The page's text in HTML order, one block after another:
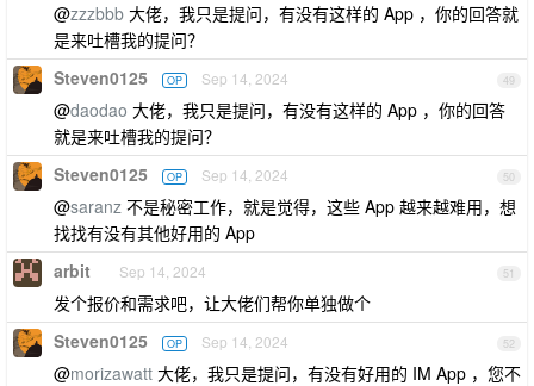
@zzzbbb 大佬，我只是提问，有没有这样的 App ，你的回答就
是来吐槽我的提问？
49
Steven0125 OP Sep 14, 2024
@daodao 大佬，我只是提问，有没有这样的 App ，你的回答
就是来吐槽我的提问？
50
Steven0125 OP Sep 14, 2024
@saranz 不是秘密工作，就是觉得，这些 App 越来越难用，想
找找有没有其他好用的 App
51
arbit Sep 14, 2024
发个报价和需求吧，让大佬们帮你单独做个
52
Steven0125 OP Sep 14, 2024
@morizawatt 大佬，我只是提问，有没有好用的 IM App ，您不